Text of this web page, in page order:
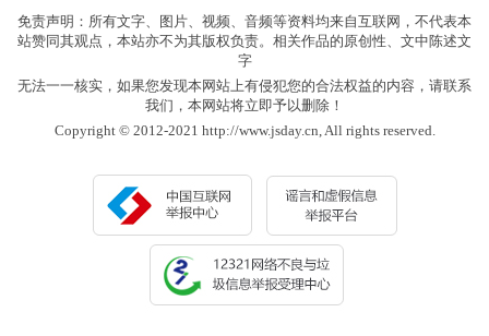
免责声明：所有文字、图片、视频、音频等资料均来自互联网，不代表本
站赞同其观点，本站亦不为其版权负责。相关作品的原创性、文中陈述文
字
无法一一核实，如果您发现本网站上有侵犯您的合法权益的内容，请联系
我们，本网站将立即予以删除！
Copyright © 2012-2021 http://www.jsday.cn, All rights reserved.